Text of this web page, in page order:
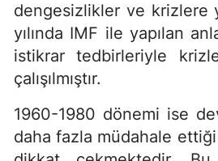
dengesizlikler ve krizlere
yılında IMF ile yapılan
istikrar tedbirleriyle
çalışılmıştır.
1960-1980 dönemi ise
daha fazla müdahale